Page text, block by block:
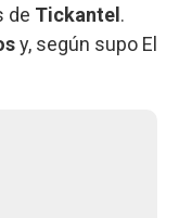
de Tickantel .
y, según supo El